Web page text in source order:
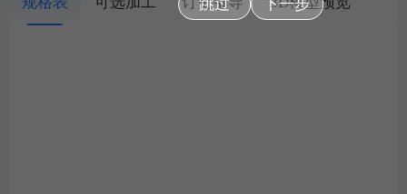
跳过 下一步